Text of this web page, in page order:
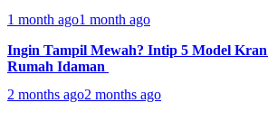
1 month ago1 month ago
Ingin Tampil Mewah? Intip 5 Model
Rumah Idaman
2 months ago2 months ago